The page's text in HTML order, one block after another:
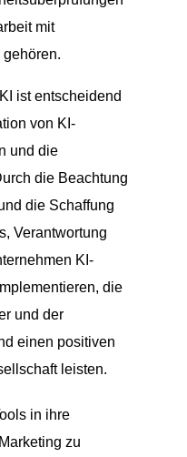
mit
ist entscheidend
von KI-
und die
die Beachtung
die Schaffung
Verantwortung
KI-
die
und der
einen positiven
leisten.
in ihre
zu